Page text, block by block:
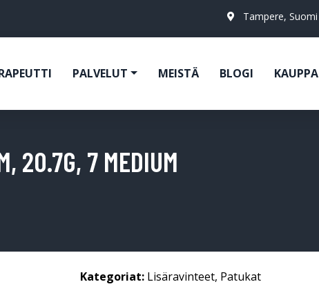
Tampere, Suomi
PALVELUT MEISTÄ BLOGI KAUPPA
20.7G, 7 MEDIUM
Kategoriat: Lisäravinteet, Patukat